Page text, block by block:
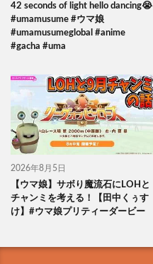
42 seconds of light hello dancing😭
#umamusume #ウマ娘
#umamusumeglobal #anime
#gacha #uma
2026年8月5日
【ウマ娘】サボり魔流石にLOHと
チャンミを考える！【田中くぅす
け】#ウマ娘プリティーダービー